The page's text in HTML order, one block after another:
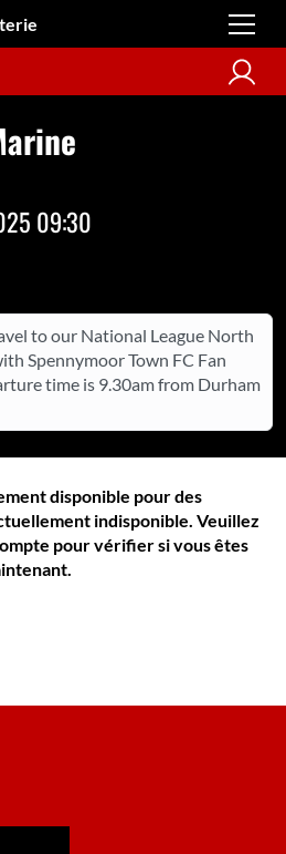
09:30
to our National League North
Spennymoor Town FC Fan
time is 9.30am from Durham
disponible pour des
indisponible. Veuillez
pour vérifier si vous êtes